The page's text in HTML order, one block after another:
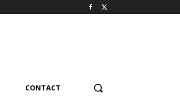
CONTACT